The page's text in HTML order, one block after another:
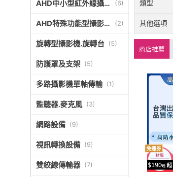
AHD中小型紅外線攝
(6)
AHD特殊功能型攝影
(2)
旋轉型攝影機.旋轉台 (5)
防護罩及支架 (5)
多路攝影機單軸傳輸 (1)
監聽器.麥克風 (3)
網路設備 (9)
視訊轉換設備 (9)
雙絞線傳輸器 (7)
類型
其他選項
商店推薦
免運券